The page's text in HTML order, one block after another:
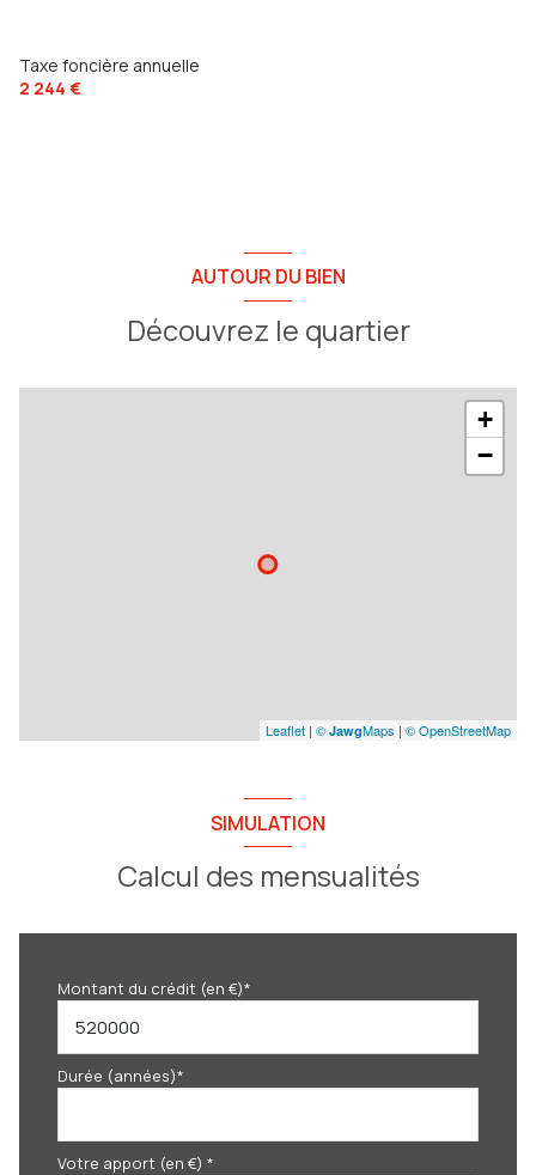
exposition Sud-Ouest
vue dégagée sur jardin
Taxe foncière annuelle
2 244 €
AUTOUR DU BIEN
Découvrez le quartier
+
−
Leaflet | © JawgMaps | © OpenStreetMap
SIMULATION
Calcul des mensualités
Montant du crédit (en €)*
Durée (années)*
Votre apport (en €) *